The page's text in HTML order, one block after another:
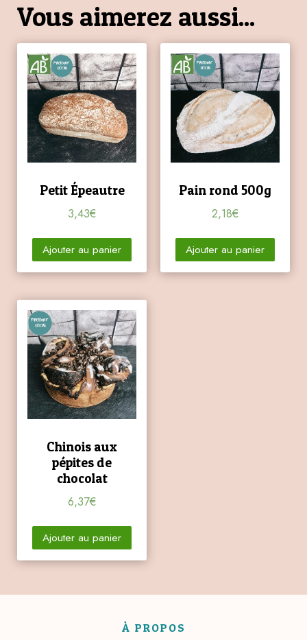
Vous aimerez aussi...
Petit Épeautre
3,43€
Ajouter au panier
Pain rond 500g
2,18€
Ajouter au panier
Chinois aux
pépites de
chocolat
6,37€
Ajouter au panier
À PROPOS